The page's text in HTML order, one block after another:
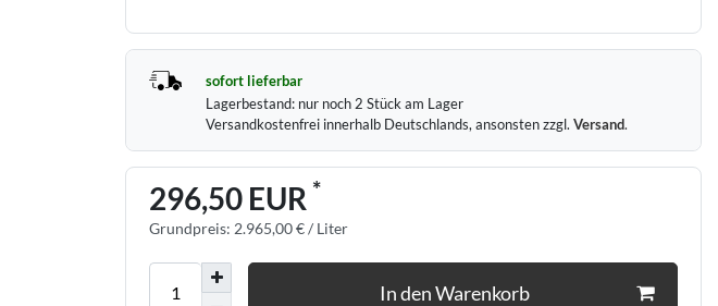
sofort lieferbar
Lagerbestand: nur noch 2 Stück am Lager
Versandkostenfrei innerhalb Deutschlands, ansonsten zzgl. Versand.
296,50 EUR *
Grundpreis: 2.965,00 € / Liter
In den Warenkorb